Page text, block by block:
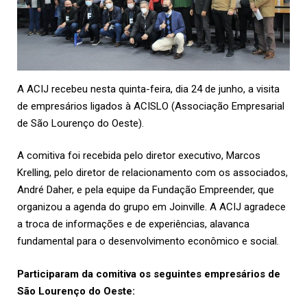
A ACIJ recebeu nesta quinta-feira, dia 24 de junho, a visita
de empresários ligados à ACISLO (Associação Empresarial
de São Lourenço do Oeste).
A comitiva foi recebida pelo diretor executivo, Marcos
Krelling, pelo diretor de relacionamento com os associados,
André Daher, e pela equipe da Fundação Empreender, que
organizou a agenda do grupo em Joinville. A ACIJ agradece
a troca de informações e de experiências, alavanca
fundamental para o desenvolvimento econômico e social.
Participaram da comitiva os seguintes empresários de
São Lourenço do Oeste: